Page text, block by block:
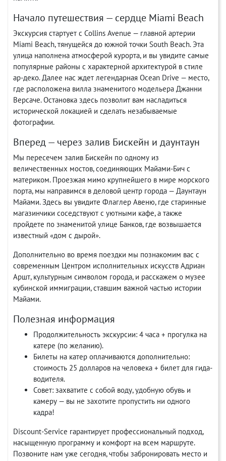
Начало путешествия — сердце Miami Beach
Экскурсия стартует с Collins Avenue — главной артерии
Miami Beach, тянущейся до южной точки South Beach. Эта
улица наполнена атмосферой курорта, и вы увидите самые
популярные районы с характерной архитектурой в стиле
ар-деко. Далее нас ждет легендарная Ocean Drive — место,
где расположена вилла знаменитого модельера Джанни
Версаче. Остановка здесь позволит вам насладиться
исторической локацией и сделать незабываемые
фотографии.
Вперед — через залив Бискейн и даунтаун
Мы пересечем залив Бискейн по одному из
величественных мостов, соединяющих Майами-Бич с
материком. Проезжая мимо крупнейшего в мире морского
порта, мы направимся в деловой центр города — Даунтаун
Майами. Здесь вы увидите Флаглер Авеню, где старинные
магазинчики соседствуют с уютными кафе, а также
пройдете по знаменитой улице Банков, где возвышается
известный «дом с дырой».
Дополнительно во время поездки мы познакомим вас с
современным Центром исполнительных искусств Адриан
Аршт, культурным символом города, и расскажем о музее
кубинской иммиграции, ставшим важной частью истории
Майами.
Полезная информация
Продолжительность экскурсии: 4 часа + прогулка на
катере (по желанию).
Билеты на катер оплачиваются дополнительно:
стоимость 25 долларов на человека + билет для гида-
водителя.
Совет: захватите с собой воду, удобную обувь и
камеру — вы не захотите пропустить ни одного
кадра!
Discount-Service гарантирует профессиональный подход,
насыщенную программу и комфорт на всем маршруте.
Позвоните нам уже сегодня, чтобы забронировать место и